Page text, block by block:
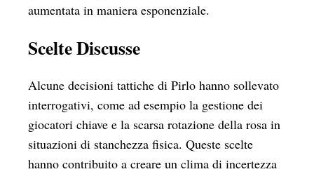
aumentata in maniera esponenziale.
Scelte Discusse
Alcune decisioni tattiche di Pirlo hanno sollevato
interrogativi, come ad esempio la gestione dei
giocatori chiave e la scarsa rotazione della rosa in
situazioni di stanchezza fisica. Queste scelte
hanno contribuito a creare un clima di incertezza